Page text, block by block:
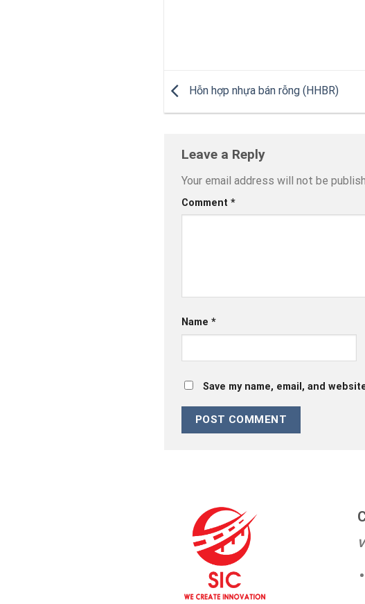
Hỗn hợp nhựa bán rỗng (HHBR)
Leave a Reply
Your email address will not be
Comment *
Name *
Save my name, email, and